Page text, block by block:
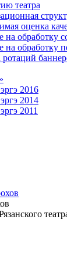
театра
оценка
на обработку
на обработку
2016
2014
2011